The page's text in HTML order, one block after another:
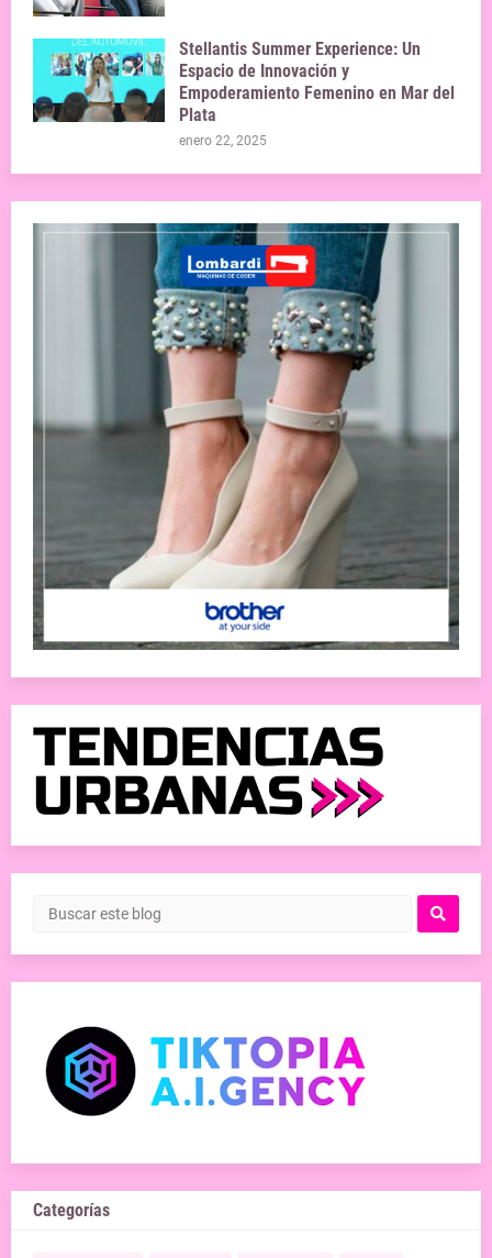
Stellantis Summer Experience: Un
Espacio de Innovación y
Empoderamiento Femenino en Mar del
Plata
enero 22, 2025
Categorías